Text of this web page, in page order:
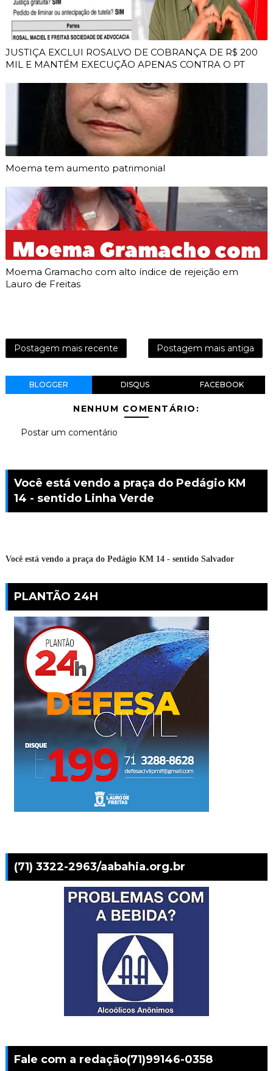
JUSTIÇA EXCLUI ROSALVO DE COBRANÇA DE R$ 200
MIL E MANTÉM EXECUÇÃO APENAS CONTRA O PT
Moema tem aumento patrimonial
Moema Gramacho com alto índice de rejeição em
Lauro de Freitas
Postagem mais recente Postagem mais antiga
BLOGGER DISQUS FACEBOOK
NENHUM COMENTÁRIO:
Postar um comentário
Você está vendo a praça do Pedágio KM
14 - sentido Linha Verde
Você está vendo a praça do Pedágio KM 14 - sentido Salvador
PLANTÃO 24H
(71) 3322-2963/aabahia.org.br
Fale com a redação(71)99146-0358